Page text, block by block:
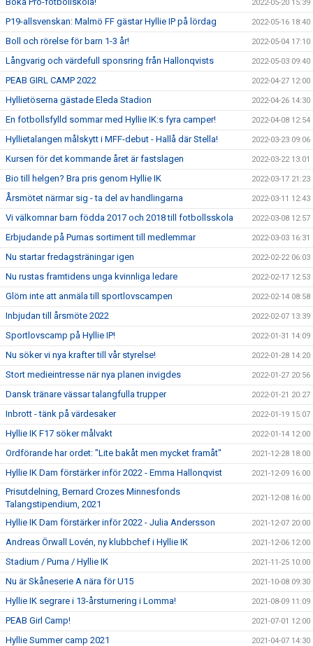
2022-05-20 15:39
P19-allsvenskan: Malmö FF gästar Hyllie IP på lördag 2022-05-16 18:40
Boll och rörelse för barn 1-3 år! 2022-05-04 17:10
Långvarig och värdefull sponsring från Hallonqvists 2022-05-03 09:40
PEAB GIRL CAMP 2022 2022-04-27 12:00
Hyllietöserna gästade Eleda Stadion 2022-04-26 14:30
En fotbollsfylld sommar med Hyllie IK:s fyra camper! 2022-04-08 12:54
Hyllietalangen målskytt i MFF-debut - Hallå där Stella! 2022-03-23 09:06
Kursen för det kommande året är fastslagen 2022-03-22 13:01
Bio till helgen? Bra pris genom Hyllie IK 2022-03-17 21:23
Årsmötet närmar sig - ta del av handlingarna 2022-03-11 12:43
Vi välkomnar barn födda 2017 och 2018 till fotbollsskola 2022-03-08 12:57
Erbjudande på Pumas sortiment till medlemmar 2022-03-03 16:31
Nu startar fredagsträningar igen 2022-02-22 06:03
Nu rustas framtidens unga kvinnliga ledare 2022-02-17 12:53
Glöm inte att anmäla till sportlovscampen 2022-02-14 08:58
Inbjudan till årsmöte 2022 2022-02-07 13:39
Sportlovscamp på Hyllie IP! 2022-01-31 14:09
Nu söker vi nya krafter till vår styrelse! 2022-01-28 14:20
Stort medieintresse när nya planen invigdes 2022-01-27 20:56
Dansk tränare vässar talangfulla trupper 2022-01-21 20:27
Inbrott - tänk på värdesaker 2022-01-19 15:07
Hyllie IK F17 söker målvakt 2022-01-14 12:00
Ordförande har ordet: "Lite bakåt men mycket framåt" 2021-12-28 18:00
Hyllie IK Dam förstärker inför 2022 - Emma Hallonqvist 2021-12-09 16:00
Prisutdelning, Bernard Crozes Minnesfonds
Talangstipendium, 2021
2021-12-08 16:00
Hyllie IK Dam förstärker inför 2022 - Julia Andersson 2021-12-07 20:00
Andreas Örwall Lovén, ny klubbchef i Hyllie IK 2021-12-06 12:00
Stadium / Puma / Hyllie IK 2021-11-25 10:00
Nu är Skåneserie A nära för U15 2021-10-08 09:30
Hyllie IK segrare i 13-årsturnering i Lomma! 2021-08-09 11:09
PEAB Girl Camp! 2021-07-01 12:00
Hyllie Summer camp 2021 2021-04-07 14:30